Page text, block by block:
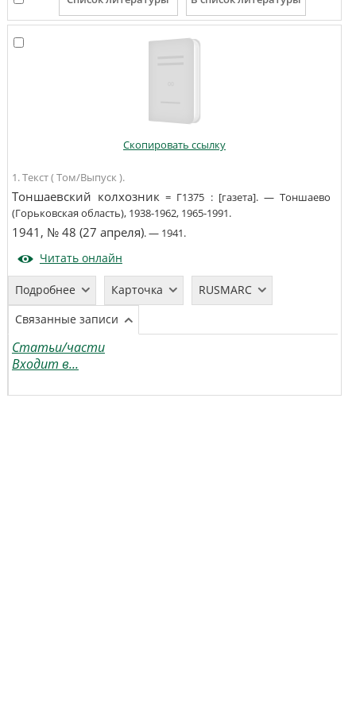
Скопировать ссылку
1. Текст ( Том/Выпуск ).
Тоншаевский колхозник = Г1375 : [газета]. —Тоншаево
(Горьковская область),1938-1962, 1965-1991.
1941, № 48 (27 апреля). —1941.
Читать онлайн
Подробнее Карточка
RUSMARC
Связанные записи
Статьи/части
Входит в...